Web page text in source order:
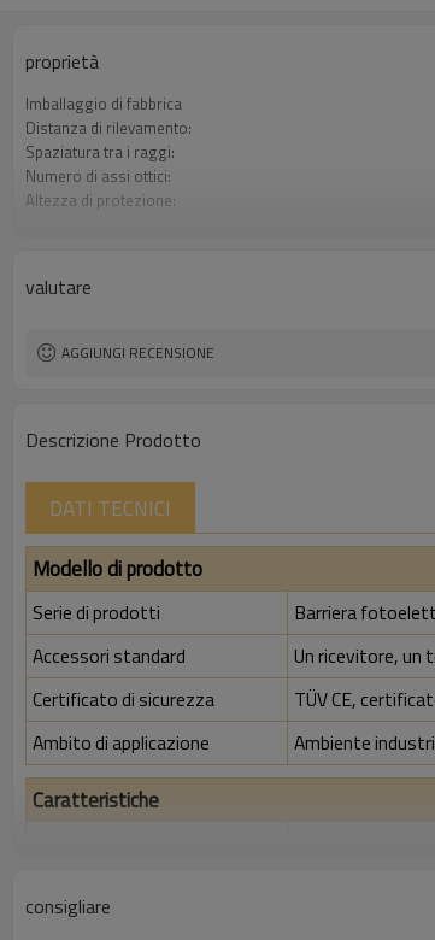
proprietà
Imballaggio di fabbrica
Distanza di rilevamento:
Spaziatura tra i raggi:
Numero di assi ottici:
Altezza di protezione:
valutare
AGGIUNGI RECENSIONE
Descrizione Prodotto
DATI TECNICI
Modello di prodotto
Serie di prodotti
Barriera
Accessori standard
Un ricevitore, un
Certificato di sicurezza
TÜV CE,
Ambito di applicazione
Ambiente
Caratteristiche
consigliare